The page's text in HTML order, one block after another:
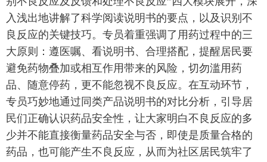
入浅出地讲解了科学阅读说明书的要点，以及识别不
良反应的关键技巧。专员着重强调了用药过程中的三
大原则：遵医嘱、看说明书、合理搭配，提醒居民要
避免药物叠加或相互作用带来的风险，切勿滥用药
品、随意停药，更不能忽视不良反应。在互动环节，
专员巧妙地通过同类产品说明书的对比分析，引导居
民们正确认识药品安全性，让大家明白不良反应的多
少并不能直接衡量药品安全与否，即使是质量合格的
药品，也可能产生不良反应，从而为社区居民筑牢了